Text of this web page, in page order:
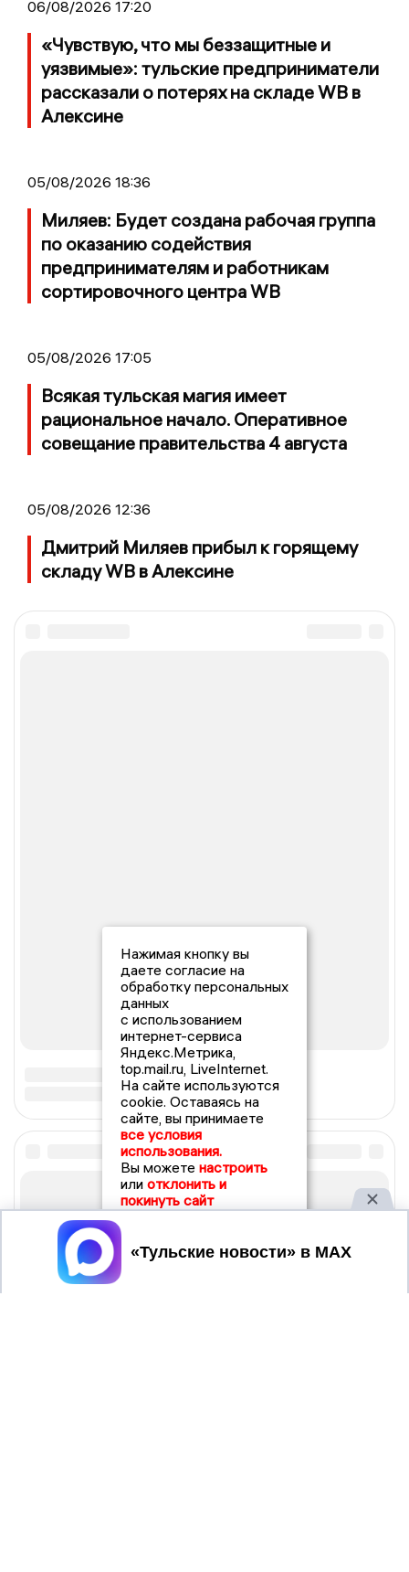
06/08/2026 17:20
«Чувствую, что мы беззащитные и
уязвимые»: тульские предприниматели
рассказали о потерях на складе WB в
Алексине
05/08/2026 18:36
Миляев: Будет создана рабочая группа
по оказанию содействия
предпринимателям и работникам
сортировочного центра WB
05/08/2026 17:05
Всякая тульская магия имеет
рациональное начало. Оперативное
совещание правительства 4 августа
05/08/2026 12:36
Дмитрий Миляев прибыл к горящему
складу WB в Алексине
Нажимая кнопку вы
даете согласие на
обработку персональных
данных
с использованием
интернет-сервиса
Яндекс.Метрика,
top.mail.ru, LiveInternet.
На сайте используются
cookie. Оставаясь на
сайте, вы принимаете
все условия
использования.
Вы можете настроить
или отклонить и
покинуть сайт
Принять